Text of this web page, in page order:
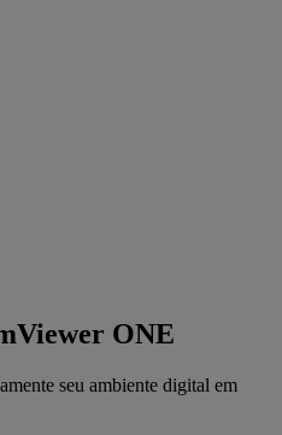
ONE
seu ambiente digital em